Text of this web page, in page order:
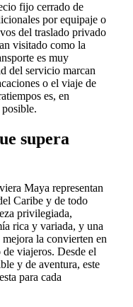
fijo cerrado de
por equipaje o
del traslado privado
visitado como la
es muy
del servicio marcan
o el viaje de
es, en
supera
Maya representan
Caribe y de todo
privilegiada,
rica y variada, y una
la convierten en
viajeros. Desde el
y de aventura, este
para cada